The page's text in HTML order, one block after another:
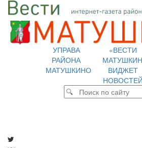
УПРАВА
РАЙОНА
МАТУШКИНО
«ВЕСТИ
ВИДЖЕТ
НОВОСТЕЙ